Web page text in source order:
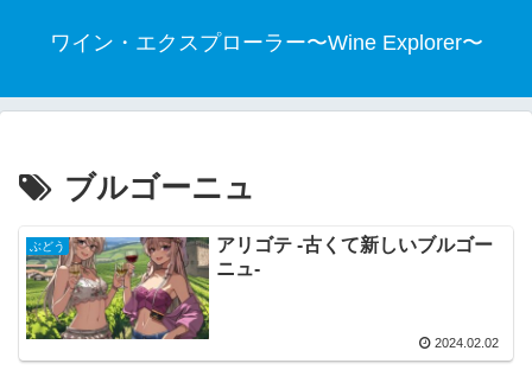
ワイン・エクスプローラー〜Wine Explorer〜
ブルゴーニュ
ぶどう
アリゴテ -古くて新しいブルゴー
ニュ-
2024.02.02